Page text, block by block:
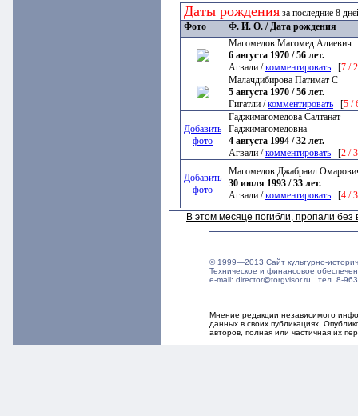
Даты рождения за последние 8
Фото
Ф. И. О. / Дата рождения
Магомедов Магомед Алиевич
6 августа 1970 / 56 лет.
Агвали /комментировать [7 /
Малачдибирова Патимат С
5 августа 1970 / 56 лет.
Гигатли /комментировать [5 /
Добавить
фото
Гаджимагомедова Салтанат
Гаджимагомедовна
4 августа 1994 / 32 лет.
Агвали /комментировать [2 /
Добавить
фото
Магомедов Джабраил
30 июля 1993 / 33 лет.
Агвали /комментировать [4 /
В этом месяце погибли, пропали
© 1999—2013 Сайт культурно-
Техническое и финансовое
e-mail: director@torgvisor.ru тел. 8-
Мнение редакции независимого
данных в своих публикациях.
авторов, полная или частичная их